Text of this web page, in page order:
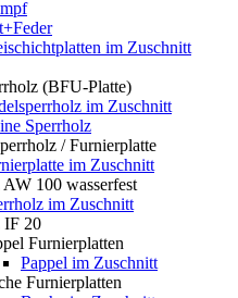
im Zuschnitt
(BFU-Platte)
im Zuschnitt
Sperrholz
/ Furnierplatte
im Zuschnitt
AW 100 wasserfest
im Zuschnitt
IF 20
Furnierplatten
Pappel im Zuschnitt
Furnierplatten